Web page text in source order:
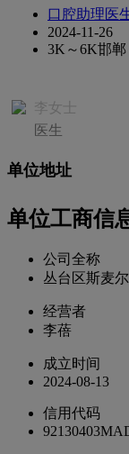
口腔助理医
2024-11-26
3K～6K邯郸
李女士
医生
单位地址
单位工商信
公司全称
丛台区斯麦
经营者
李蓓
成立时间
2024-08-13
信用代码